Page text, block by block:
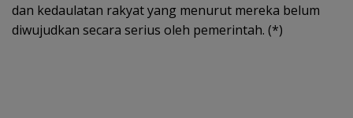
dan kedaulatan rakyat yang menurut mereka belum
diwujudkan secara serius oleh pemerintah. (*)